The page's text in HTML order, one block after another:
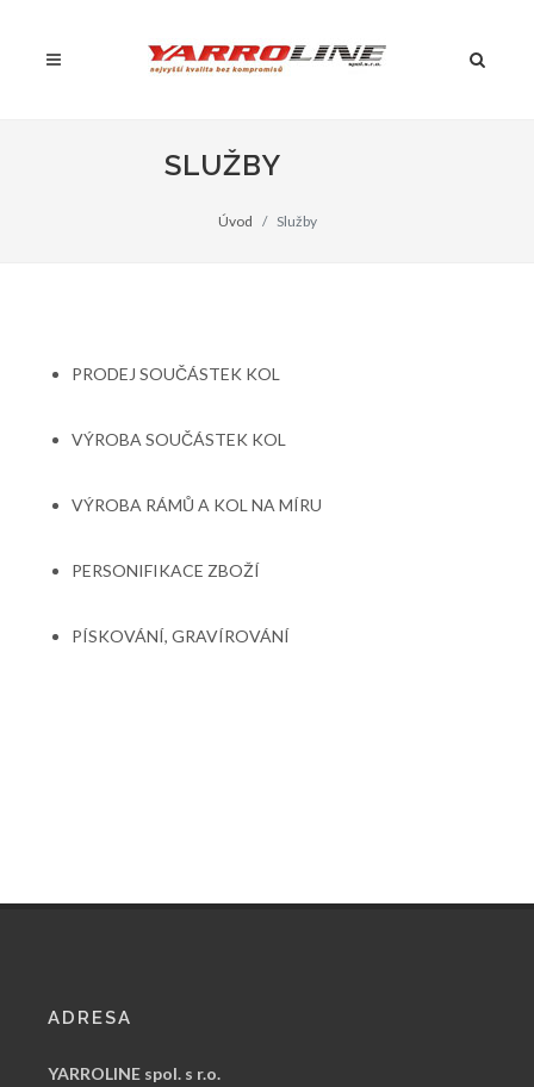
SLUŽBY
Úvod Služby
PRODEJ SOUČÁSTEK KOL
VÝROBA SOUČÁSTEK KOL
VÝROBA RÁMŮ A KOL NA MÍRU
PERSONIFIKACE ZBOŽÍ
PÍSKOVÁNÍ, GRAVÍROVÁNÍ
ADRESA
YARROLINE spol. s r.o.